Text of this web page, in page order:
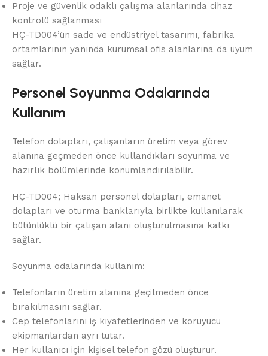
Proje ve güvenlik odaklı çalışma alanlarında cihaz
kontrolü sağlanması
HÇ-TD004’ün sade ve endüstriyel tasarımı, fabrika
ortamlarının yanında kurumsal ofis alanlarına da uyum
sağlar.
Personel Soyunma Odalarında
Kullanım
Telefon dolapları, çalışanların üretim veya görev
alanına geçmeden önce kullandıkları soyunma ve
hazırlık bölümlerinde konumlandırılabilir.
HÇ-TD004; Haksan personel dolapları, emanet
dolapları ve oturma banklarıyla birlikte kullanılarak
bütünlüklü bir çalışan alanı oluşturulmasına katkı
sağlar.
Soyunma odalarında kullanım:
Telefonların üretim alanına geçilmeden önce
bırakılmasını sağlar.
Cep telefonlarını iş kıyafetlerinden ve koruyucu
ekipmanlardan ayrı tutar.
Her kullanıcı için kişisel telefon gözü oluşturur.